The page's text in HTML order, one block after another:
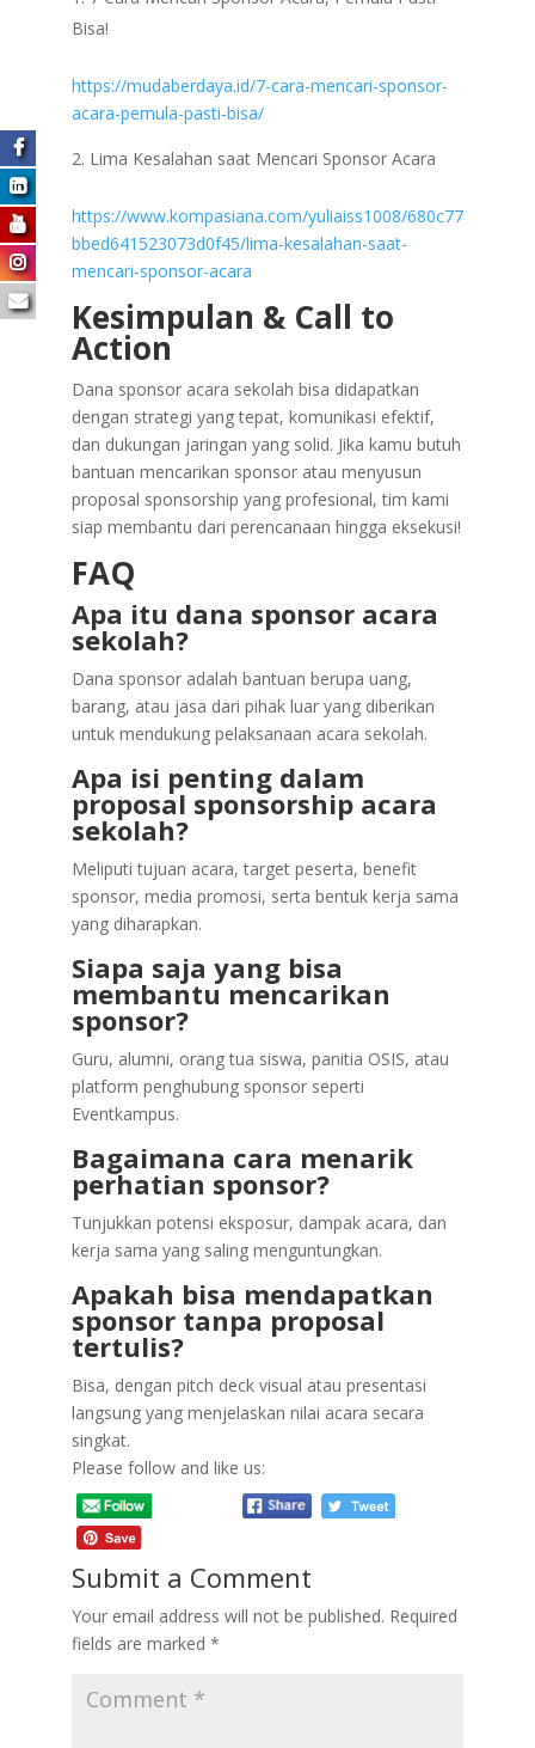
Bisa!
https://mudaberdaya.id/7-cara-mencari-sponsor-
acara-pemula-pasti-bisa/
Lima Kesalahan saat Mencari Sponsor Acara
https://www.kompasiana.com/yuliaiss1008/680c77
bbed641523073d0f45/lima-kesalahan-saat-
mencari-sponsor-acara
Kesimpulan & Call to
Action
Dana sponsor acara sekolah bisa didapatkan
dengan strategi yang tepat, komunikasi efektif,
dan dukungan jaringan yang solid. Jika kamu butuh
bantuan mencarikan sponsor atau menyusun
proposal sponsorship yang profesional, tim kami
siap membantu dari perencanaan hingga eksekusi!
FAQ
Apa itu dana sponsor acara
sekolah?
Dana sponsor adalah bantuan berupa uang,
barang, atau jasa dari pihak luar yang diberikan
untuk mendukung pelaksanaan acara sekolah.
Apa isi penting dalam
proposal sponsorship acara
sekolah?
Meliputi tujuan acara, target peserta, benefit
sponsor, media promosi, serta bentuk kerja sama
yang diharapkan.
Siapa saja yang bisa
membantu mencarikan
sponsor?
Guru, alumni, orang tua siswa, panitia OSIS, atau
platform penghubung sponsor seperti
Eventkampus.
Bagaimana cara menarik
perhatian sponsor?
Tunjukkan potensi eksposur, dampak acara, dan
kerja sama yang saling menguntungkan.
Apakah bisa mendapatkan
sponsor tanpa proposal
tertulis?
Bisa, dengan pitch deck visual atau presentasi
langsung yang menjelaskan nilai acara secara
singkat.
Please follow and like us:
Submit a Comment
Your email address will not be published. Required
fields are marked *